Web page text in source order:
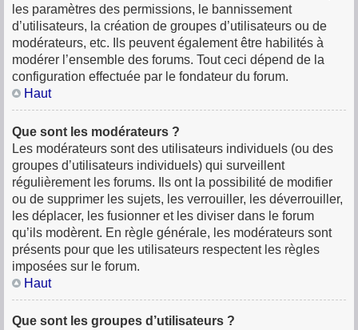
les paramètres des permissions, le bannissement
d’utilisateurs, la création de groupes d’utilisateurs ou de
modérateurs, etc. Ils peuvent également être habilités à
modérer l’ensemble des forums. Tout ceci dépend de la
configuration effectuée par le fondateur du forum.
Haut
Que sont les modérateurs ?
Les modérateurs sont des utilisateurs individuels (ou des
groupes d’utilisateurs individuels) qui surveillent
régulièrement les forums. Ils ont la possibilité de modifier
ou de supprimer les sujets, les verrouiller, les déverrouiller,
les déplacer, les fusionner et les diviser dans le forum
qu’ils modèrent. En règle générale, les modérateurs sont
présents pour que les utilisateurs respectent les règles
imposées sur le forum.
Haut
Que sont les groupes d’utilisateurs ?